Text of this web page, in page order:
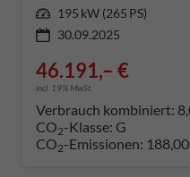
Leistung 195 kW (265 PS)
30.09.2025
46.191,– €
incl. 19% MwSt.
Verbrauch kombiniert:
CO2-Klasse: G
CO2-Emissionen: